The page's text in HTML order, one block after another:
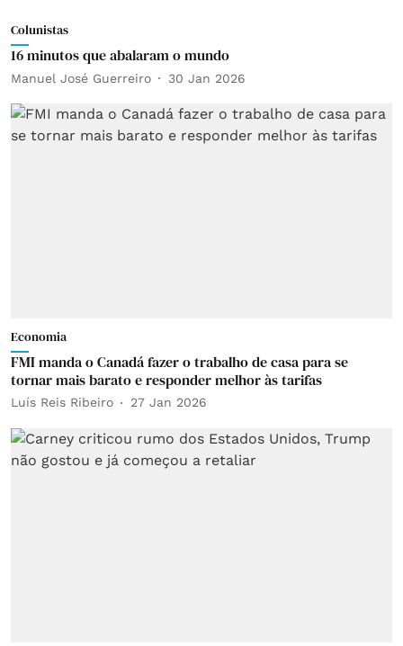
Colunistas
16 minutos que abalaram o mundo
Manuel José Guerreiro 30 Jan 2026
Economia
FMI manda o Canadá fazer o trabalho de casa para se
tornar mais barato e responder melhor às tarifas
Luís Reis Ribeiro 27 Jan 2026